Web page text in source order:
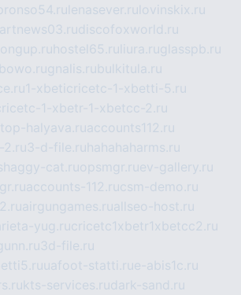
lenasever.ru lovinskix.ru
discofoxworld.ru
hostel65.ru liura.ruglasspb.ru
gnalis.rubulkitula.ru
1-xbeticricetc-1-xbetti-5.ru
1-xbetr-1-xbetcc-2.ru
top-halyava.ruaccounts112.ru
3-d-file.ru hahahaharms.ru
cat.ruopsmgr.ruev-gallery.ru
accounts-112.rucsm-demo.ru
airgungames.ruallseo-host.ru
yug.rucricetc1xbetr1xbetcc2.ru
3d-file.ru
uafoot-statti.rue-abis1c.ru
kts-services.rudark-sand.ru